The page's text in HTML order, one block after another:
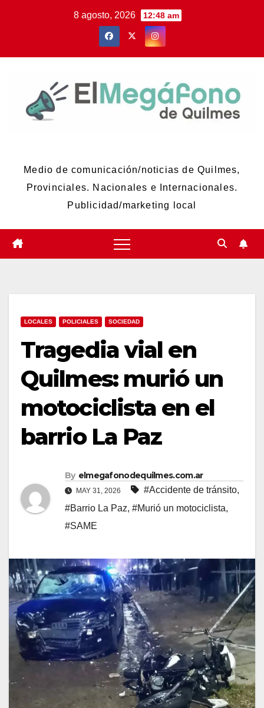
8 agosto, 2026 12:48 am
Medio de comunicación/noticias de Quilmes,
Provinciales. Nacionales e Internacionales.
Publicidad/marketing local
LOCALES POLICIALES SOCIEDAD
Tragedia vial en
Quilmes: murió un
motociclista en el
barrio La Paz
By elmegafonodequilmes.com.ar
MAY 31, 2026 #Accidente de tránsito,
#Barrio La Paz, #Murió un motociclista,
#SAME